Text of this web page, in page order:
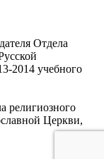
Отдела
2014 учебного
религиозного
Церкви,